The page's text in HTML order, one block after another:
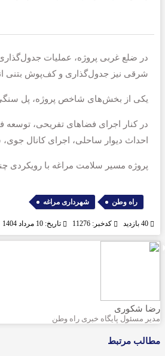
شرقی نیز جدول‌گذاری و کف‌پوش بتنی انجام شده و
یکی از بخش‌های شاخص پروژه، پل سنگی طاق‌دار با ۱۱ دهانه و معماری سنتی است که با ۶۰ درصد پیشرفت، علاوه بر کاربرد ارتباطی، به‌عنوان عنصری
احداث دیوار ساحلی، اجرای کانال
پروژه مسیر سلامت مراغه با رویکردی
راه وطن , شهرداری مراغه
کدخبر: 11276 تاریخ: 10 مرداد 1404
رضا شکوری
مدیر مسئول پایگاه خبری راه وطن
مطالب مرتبط